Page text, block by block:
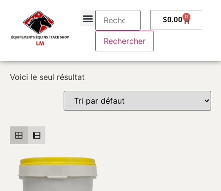
$0.00 0
Voici le seul résultat